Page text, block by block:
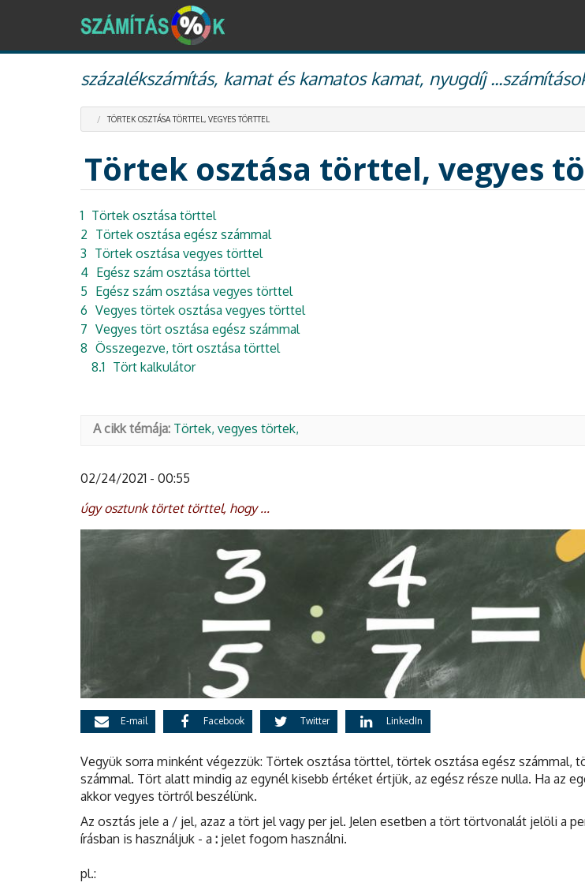
százalékszámítás, kamat és kamatos kamat, nyugdíj
TÖRTEK OSZTÁSA TÖRTTEL, VEGYES TÖRTTEL
Törtek osztása törttel, vegyes
1 Törtek osztása törttel
2 Törtek osztása egész számmal
3 Törtek osztása vegyes törttel
4 Egész szám osztása törttel
5 Egész szám osztása vegyes törttel
6 Vegyes törtek osztása vegyes törttel
7 Vegyes tört osztása egész számmal
8 Összegezve, tört osztása törttel
8.1 Tört kalkulátor
A cikk témája: Törtek, vegyes törtek
02/24/2021 - 00:55
úgy osztunk törtet törttel, hogy ...
E-mail Facebook Twitter LinkedIn
Vegyük sorra minként végezzük: Törtek osztása törttel, törtek osztása egész számmal,
számmal. Tört alatt mindig az egynél kisebb értéket értjük, az egész része nulla. Ha az
akkor vegyes törtről beszélünk.
Az osztás jele a / jel, azaz a tört jel vagy per jel. Jelen esetben a tört törtvonalát jelöli a
írásban is használjuk - a : jelet fogom használni.
pl.: